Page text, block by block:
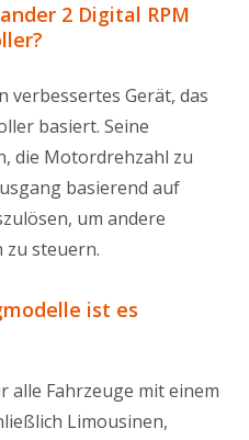
2 Digital RPM
verbessertes Gerät, das
basiert. Seine
die Motordrehzahl zu
basierend auf
um andere
steuern.
ist es
alle Fahrzeuge mit einem
Limousinen,